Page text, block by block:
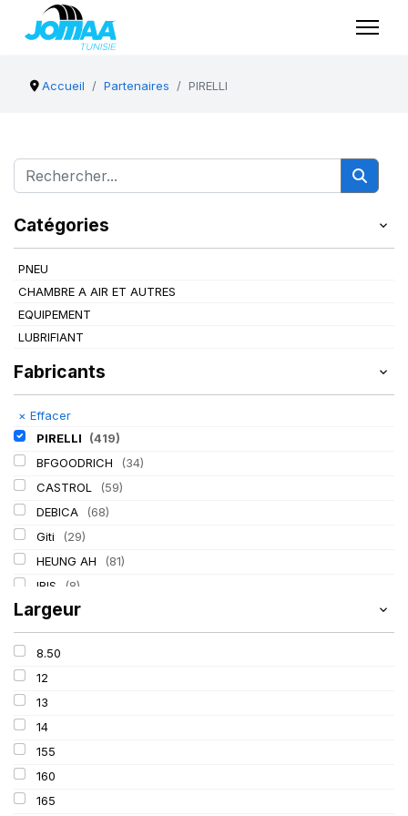
Accueil Partenaires PIRELLI
Catégories
PNEU
CHAMBRE A AIR ET AUTRES
EQUIPEMENT
LUBRIFIANT
Fabricants
× Effacer
PIRELLI
(419)
BFGOODRICH
(34)
CASTROL
(59)
DEBICA
(68)
Giti
(29)
HEUNG AH
(81)
IRIS
(8)
ITALMATIC
KLEBER (116)
LASSA
LING LONG
MICHELIN
MITAS
Mondolfo ferro
PROMETEON
SCHRADER
Largeur
8.50
12
13
14
155
160
165